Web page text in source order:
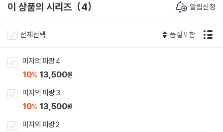
이 상품의 시리즈 4 알림신청
전체선택 품절포함
미지의 파랑 4
10% 13,500원
미지의 파랑 3
10% 13,500원
미지의 파랑 2